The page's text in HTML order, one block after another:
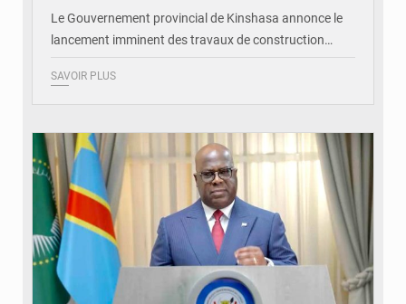
Le Gouvernement provincial de Kinshasa annonce le
lancement imminent des travaux de construction…
SAVOIR PLUS